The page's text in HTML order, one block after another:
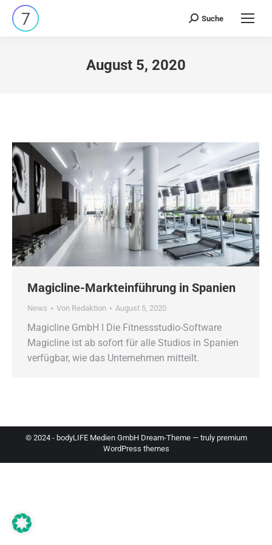
Search:
Suche
August 5, 2020
Magicline-Markteinführung in Spanien
News Von Redaktion August 5, 2020
Magicline GmbH ǀ Die Fitnessstudio-Software
Magicline ist ab sofort für alle Studios in Spanien
verfügbar, wie das Unternehmen mitteilt.
© 2024 - bodyLIFE Medien GmbH Dream-Theme — truly premium
WordPress themes